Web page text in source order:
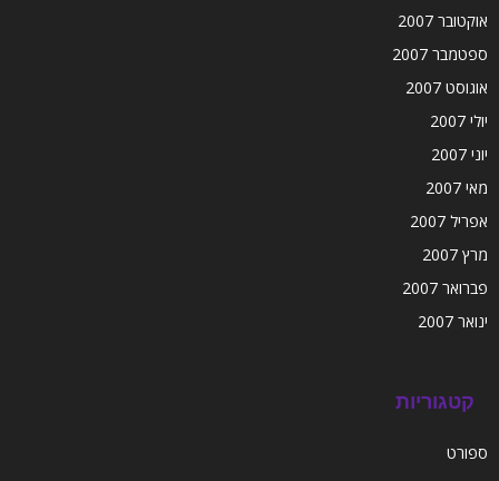
אוקטובר 2007
ספטמבר 2007
אוגוסט 2007
יולי 2007
יוני 2007
מאי 2007
אפריל 2007
מרץ 2007
פברואר 2007
ינואר 2007
קטגוריות
ספורט